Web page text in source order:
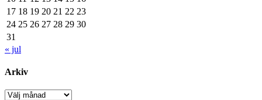
17 18 19 20 21 22 23
24 25 26 27 28 29 30
31
« jul
Arkiv
Arkiv